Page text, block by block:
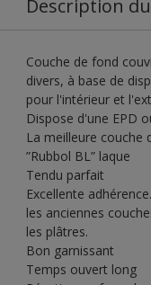
Description
Couche de fond
divers, à base de
pour l'intérieur et
Dispose d'une EPD
La meilleure couche
”Rubbol BL” laque
Tendu parfait
Excellente
les anciennes
les plâtres.
Bon garnissant
Temps ouvert long